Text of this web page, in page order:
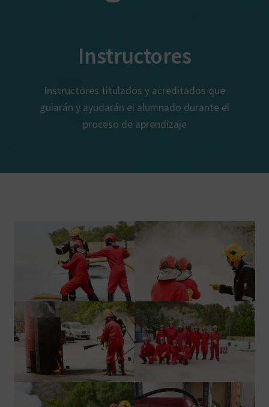
Instructores
Instructores titulados y acreditados que
guiarán y ayudarán el alumnado durante el
proceso de aprendizaje